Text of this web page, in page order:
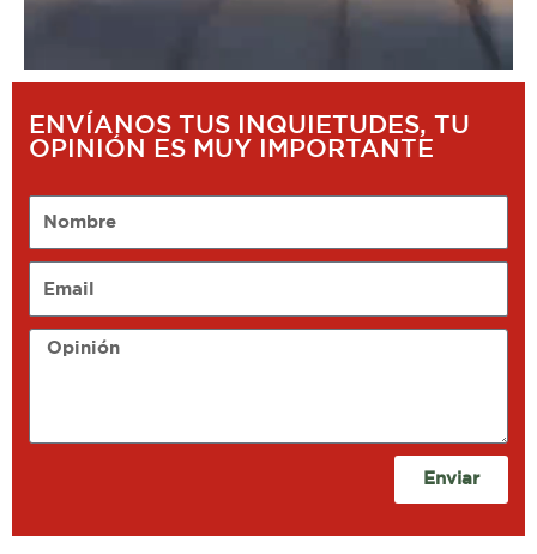
ENVÍANOS TUS INQUIETUDES, TU
OPINIÓN ES MUY IMPORTANTE
Opinión
Enviar